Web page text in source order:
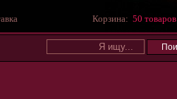
Корзина: 50 товаров